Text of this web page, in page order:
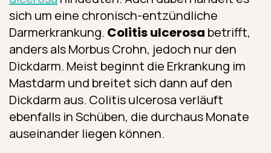
sich um eine chronisch-entzündliche
Darmerkrankung. Colitis ulcerosa betrifft,
anders als Morbus Crohn, jedoch nur den
Dickdarm. Meist beginnt die Erkrankung im
Mastdarm und breitet sich dann auf den
Dickdarm aus. Colitis ulcerosa verläuft
ebenfalls in Schüben, die durchaus Monate
auseinander liegen können.